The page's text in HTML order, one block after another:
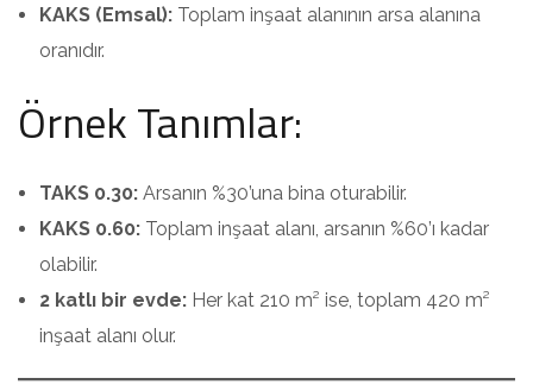
KAKS (Emsal): Toplam inşaat alanının arsa alanına
oranıdır.
Örnek Tanımlar:
TAKS 0.30: Arsanın %30’una bina oturabilir.
KAKS 0.60: Toplam inşaat alanı, arsanın %60’ı kadar
olabilir.
2 katlı bir evde: Her kat 210 m² ise, toplam 420 m²
inşaat alanı olur.